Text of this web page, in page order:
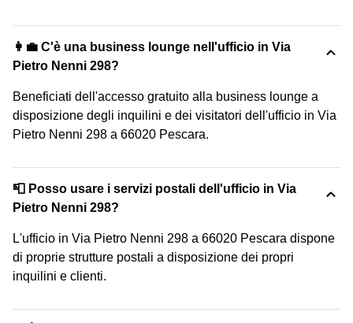
👩‍💼 C'è una business lounge nell'ufficio in Via
Pietro Nenni 298?
Beneficiati dell'accesso gratuito alla business lounge a
disposizione degli inquilini e dei visitatori dell'ufficio in Via
Pietro Nenni 298 a 66020 Pescara.
📮 Posso usare i servizi postali dell'ufficio in Via
Pietro Nenni 298?
L'ufficio in Via Pietro Nenni 298 a 66020 Pescara dispone
di proprie strutture postali a disposizione dei propri
inquilini e clienti.